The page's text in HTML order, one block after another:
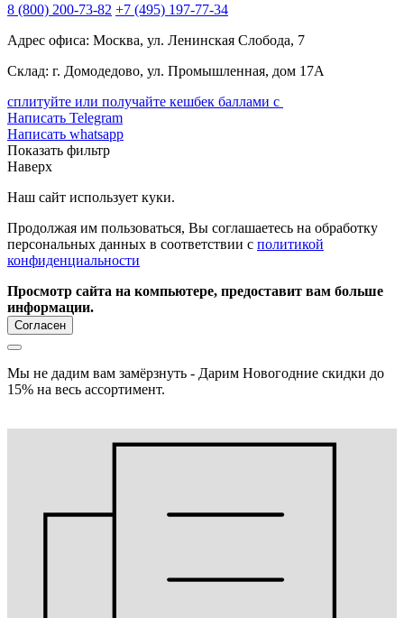
8 (800) 200-73-82 +7 (495) 197-77-34
Адрес офиса: Москва, ул. Ленинская Слобода, 7
Склад: г. Домодедово, ул. Промышленная, дом 17А
сплитуйте или получайте кешбек баллами с
Написать Telegram
Написать whatsapp
Показать фильтр
Наверх
Наш сайт использует куки.
Продолжая им пользоваться, Вы соглашаетесь на обработку
персональных данных в соответствии с политикой
конфиденциальности
Просмотр сайта на компьютере, предоставит вам больше
информации.
Согласен
Мы не дадим вам замёрзнуть - Дарим Новогодние скидки до
15% на весь ассортимент.